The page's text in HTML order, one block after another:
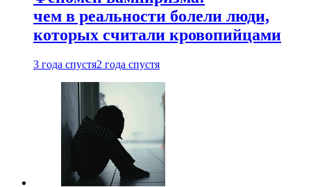
чем в реальности болели люди,
которых считали кровопийцами
3 года спустя2 года спустя